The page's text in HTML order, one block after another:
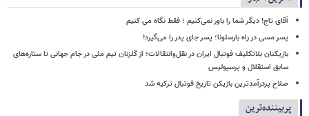
آقای تاج! دیگر شما را باور نمی‌کنیم ؛ فقط نگاه می کنیم
پسر مسی در راه بارسلونا؛ پسر جای پدر را می‌گیرد!
بازیکنان بلاتکلیف فوتبال ایران در نقل‌وانتقالات؛ از گلزنان تیم ملی در جام جهانی تا ستاره‌های
سابق استقلال و پرسپولیس
صلاح پردرآمدترین بازیکن تاریخ فوتبال ترکیه شد
پربیننده‌ترین